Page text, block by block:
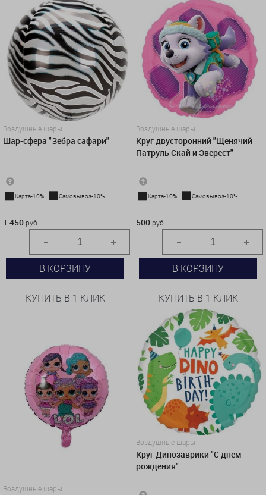
Воздушные шары
Шар-сфера "Зебра сафари"
Карта-10% Самовывоз-10%
1 450 руб.
В КОРЗИНУ
КУПИТЬ В 1 КЛИК
Воздушные шары
Круг двусторонний "Щенячий
Патруль Скай и Эверест"
Карта-10% Самовывоз-10%
500 руб.
В КОРЗИНУ
КУПИТЬ В 1 КЛИК
Воздушные шары
Воздушные шары
Круг Динозаврики "С днем
рождения"